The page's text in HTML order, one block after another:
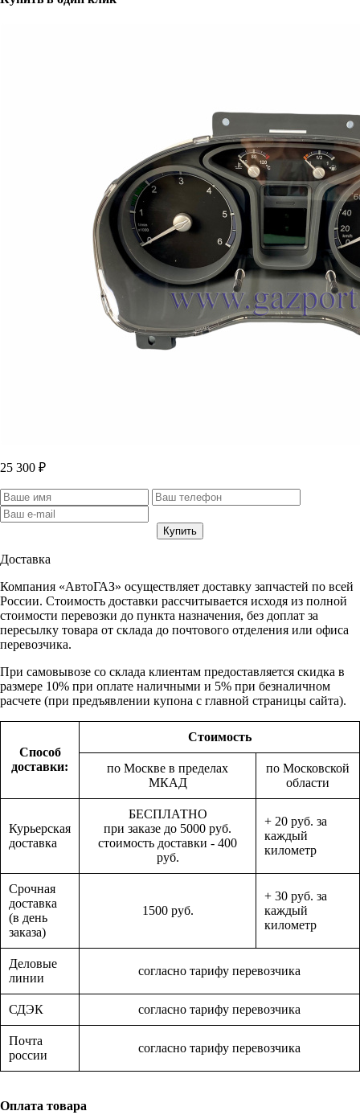
25 300 ₽
Доставка
Компания «АвтоГАЗ» осуществляет доставку запчастей по всей
России. Стоимость доставки рассчитывается исходя из полной
стоимости перевозки до пункта назначения, без доплат за
пересылку товара от склада до почтового отделения или офиса
перевозчика.
При самовывозе со склада клиентам предоставляется скидка в
размере 10% при оплате наличными и 5% при безналичном
расчете (при предъявлении купона с главной страницы сайта).
Способ
доставки:
Стоимость
по Москве в пределах
МКАД
по Московской
области
Курьерская
доставка
БЕСПЛАТНО
при заказе до 5000 руб.
стоимость доставки - 400
руб.
+ 20 руб. за
каждый
километр
Срочная
доставка
(в день
заказа)
1500 руб.
+ 30 руб. за
каждый
километр
Деловые
линии
согласно тарифу перевозчика
СДЭК согласно тарифу перевозчика
Почта
россии
согласно тарифу перевозчика
Оплата товара